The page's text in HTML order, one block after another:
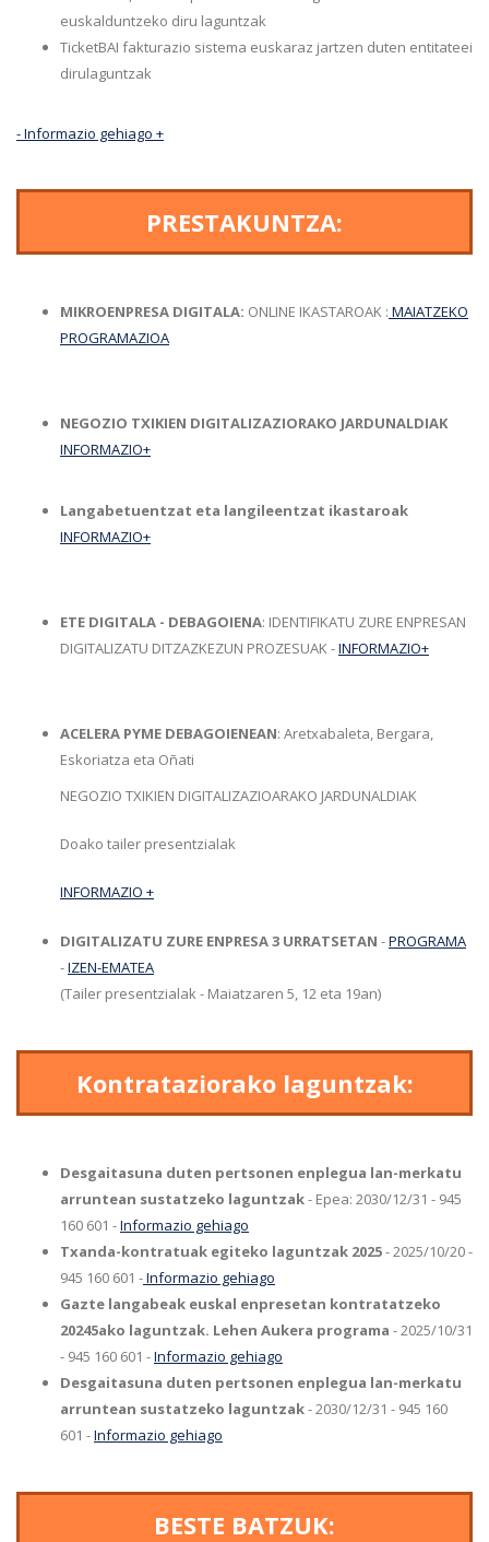
euskalduntzeko diru laguntzak
TicketBAI fakturazio sistema euskaraz jartzen duten entitateei
dirulaguntzak
-Informazio gehiago +
PRESTAKUNTZA:
MIKROENPRESA DIGITALA: ONLINE IKASTAROAK : MAIATZEKO
PROGRAMAZIOA
NEGOZIO TXIKIEN DIGITALIZAZIORAKO JARDUNALDIAK
INFORMAZIO+
Langabetuentzat eta langileentzat ikastaroak
INFORMAZIO+
ETE DIGITALA - DEBAGOIENA: IDENTIFIKATU ZURE ENPRESAN
DIGITALIZATU DITZAZKEZUN PROZESUAK -INFORMAZIO+
ACELERA PYME DEBAGOIENEAN: Aretxabaleta, Bergara,
Eskoriatza eta Oñati
NEGOZIO TXIKIEN DIGITALIZAZIOARAKO JARDUNALDIAK
Doako tailer presentzialak
INFORMAZIO +
DIGITALIZATU ZURE ENPRESA 3 URRATSETAN -PROGRAMA
-IZEN-EMATEA
(Tailer presentzialak - Maiatzaren 5, 12 eta 19an)
Kontrataziorako laguntzak:
Desgaitasuna duten pertsonen enplegua lan-merkatu
arruntean sustatzeko laguntzak- Epea: 2030/12/31 - 945
160 601 -Informazio gehiago
Txanda-kontratuak egiteko laguntzak 2025- 2025/10/20 -
945 160 601 -Informazio gehiago
Gazte langabeak euskal enpresetan kontratatzeko
20245ako laguntzak. Lehen Aukera programa - 2025/10/31
- 945 160 601 -Informazio gehiago
Desgaitasuna duten pertsonen enplegua lan-merkatu
arruntean sustatzeko laguntzak- 2030/12/31 - 945 160
601 -Informazio gehiago
BESTE BATZUK: